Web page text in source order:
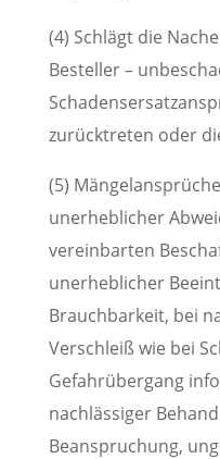
(4) Schlägt die
Besteller –
zurücktreten oder
(5)
unerheblicher
vereinbarten
unerheblicher
Brauchbarkeit, bei
Verschleiß wie bei
Gefahrübergang
nachlässiger
Beanspruchung,